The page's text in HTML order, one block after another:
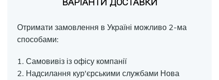
Отримати замовлення в Україні можливо 2-ма
способами:
1. Самовивіз із офісу компанії
2. Надсилання кур'єрськими службами Нова